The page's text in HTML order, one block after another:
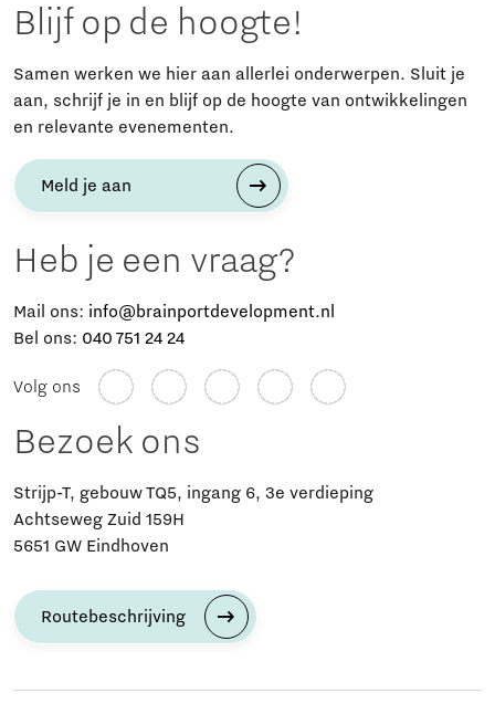
Blijf op de hoogte!
Samen werken we hier aan allerlei onderwerpen. Sluit je
aan, schrijf je in en blijf op de hoogte van ontwikkelingen
en relevante evenementen.
Meld je aan
Heb je een vraag?
Mail ons: info@brainportdevelopment.nl
Bel ons: 040 751 24 24
Volg ons
Bezoek ons
Strijp-T, gebouw TQ5, ingang 6, 3e verdieping
Achtseweg Zuid 159H
5651 GW Eindhoven
Routebeschrijving